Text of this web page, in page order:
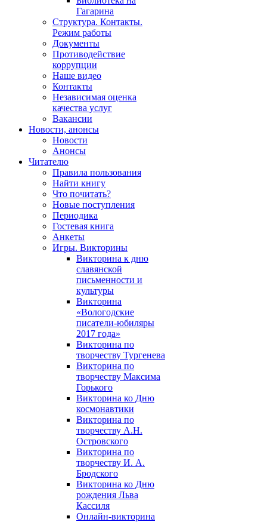
Гагарина
Структура. Контакты.
Режим работы
Документы
Противодействие
коррупции
Наше видео
Контакты
Независимая оценка
качества услуг
Вакансии
Новости, анонсы
Новости
Анонсы
Читателю
Правила пользования
Найти книгу
Что почитать?
Новые поступления
Периодика
Гостевая книга
Анкеты
Игры. Викторины
Викторина к дню
славянской
письменности и
культуры
Викторина
«Вологодские
писатели-юбиляры
2017 года»
Викторина по
творчеству Тургенева
Викторина по
творчеству Максима
Горького
Викторина ко Дню
космонавтики
Викторина по
творчеству А.Н.
Островского
Викторина по
творчеству И. А.
Бродского
Викторина ко Дню
рождения Льва
Кассиля
Онлайн-викторина